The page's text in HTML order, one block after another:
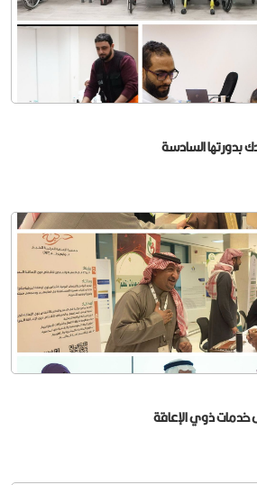
بدورتها السادسة